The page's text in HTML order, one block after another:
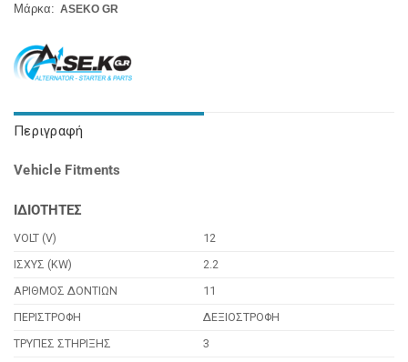
Μάρκα: ASEKO GR
Περιγραφή
Vehicle Fitments
ΙΔΙΟΤΗΤΕΣ
VOLT (V)
12
ΙΣΧΥΣ (KW)
2.2
ΑΡΙΘΜΟΣ ΔΟΝΤΙΩΝ
11
ΠΕΡΙΣΤΡΟΦΗ
ΔΕΞΙΟΣΤΡΟΦΗ
ΤΡΥΠΕΣ ΣΤΗΡΙΞΗΣ
3